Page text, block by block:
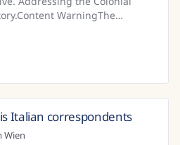
WarningThe
(MfN) offers free and
Austria
Italian correspondents
Wien